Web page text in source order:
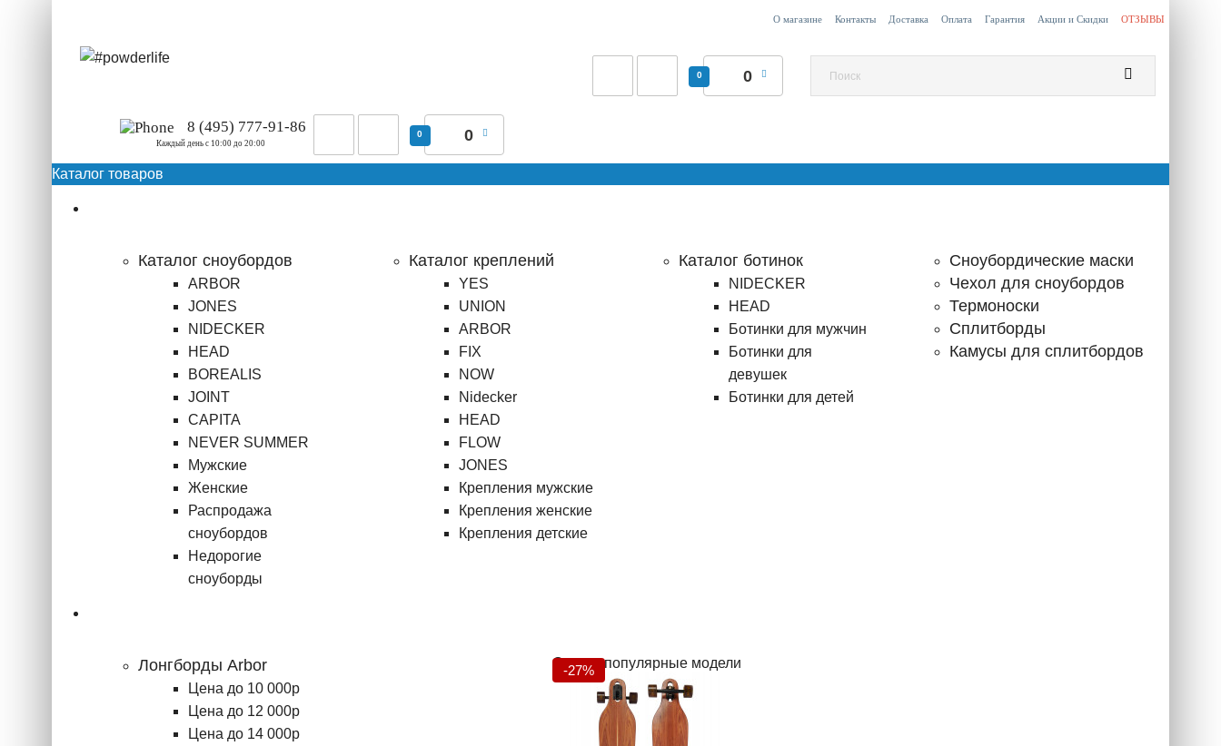
О магазине Контакты Доставка Оплата Гарантия Акции и Скидки ОТЗЫВЫ
0 0
8 (495) 777-91-86
Каждый день c 10:00 до 20:00
0 0
Каталог товаров
Каталог сноубордов
ARBOR
JONES
NIDECKER
HEAD
BOREALIS
JOINT
CAPITA
NEVER SUMMER
Мужские
Женские
Распродажа
сноубордов
Недорогие
сноуборды
Каталог креплений
YES
UNION
ARBOR
FIX
NOW
Nidecker
HEAD
FLOW
JONES
Крепления мужские
Крепления женские
Крепления детские
Каталог ботинок
NIDECKER
HEAD
Ботинки для мужчин
Ботинки для
девушек
Ботинки для детей
Сноубордические маски
Чехол для сноубордов
Термоноски
Сплитборды
Камусы для сплитбордов
Лонгборды Arbor
Цена до 10 000р
Цена до 12 000р
Цена до 14 000р
Самые популярные модели
-27%